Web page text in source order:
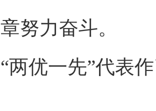
努力奋斗。
优一先”代表作